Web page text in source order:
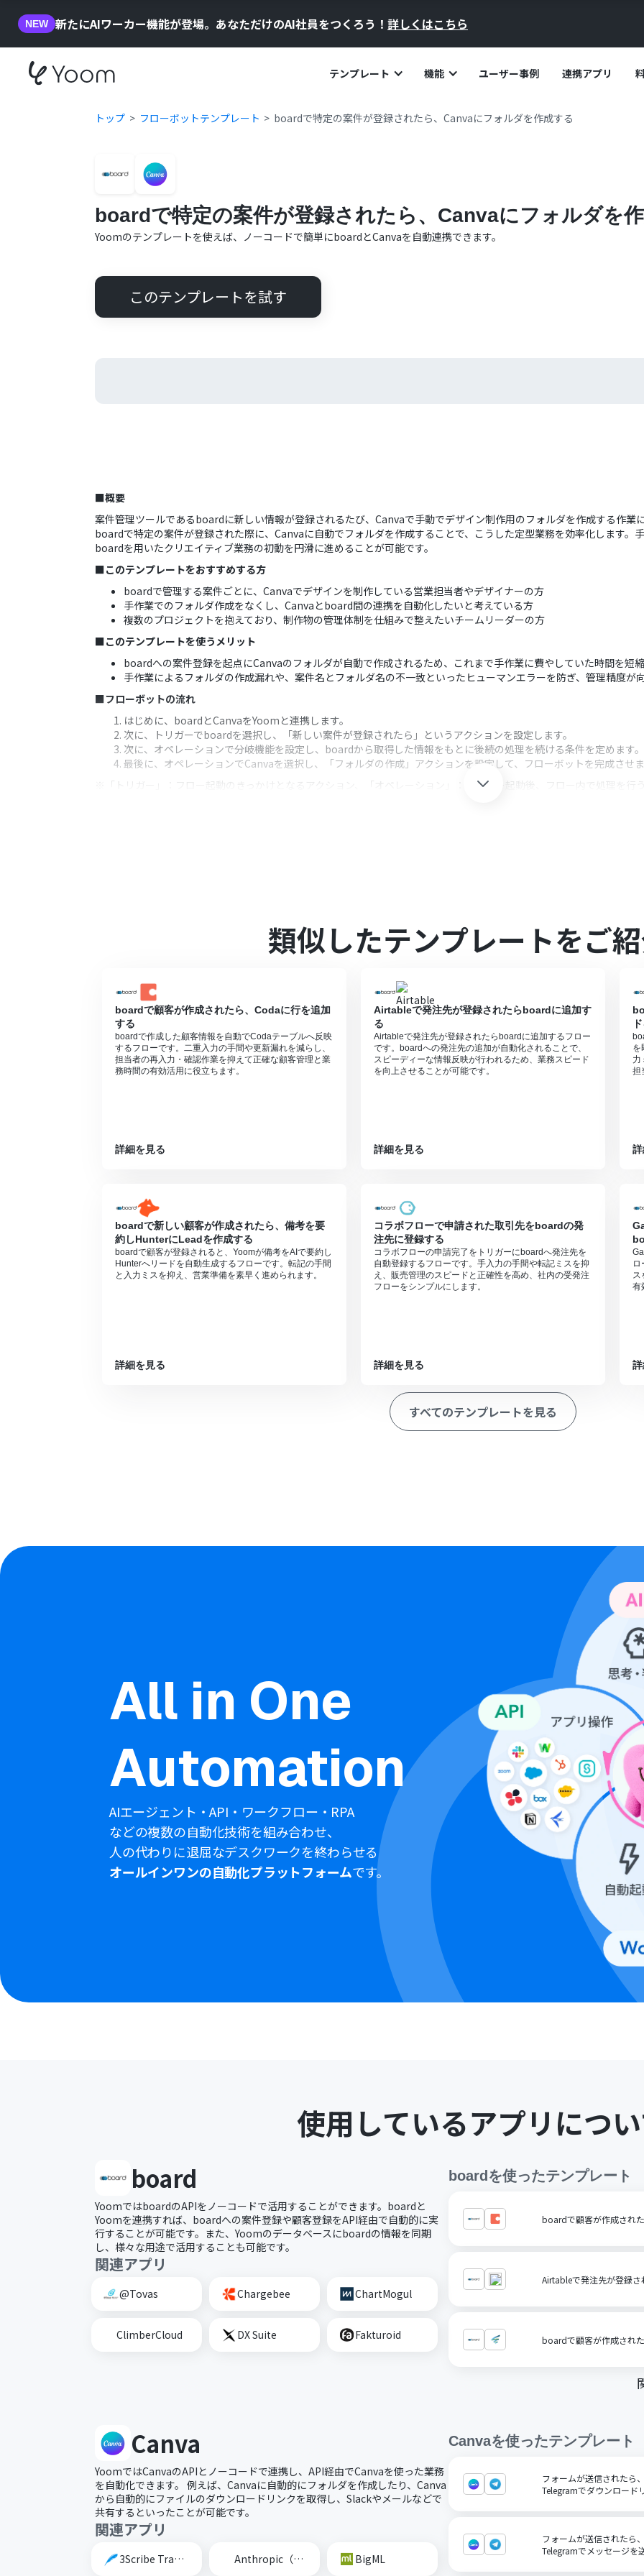
NEW 新たにAIワーカー機能が登場。あなただけのAI社員をつくろう！ 詳しくはこちら
テンプレート 機能 ユーザー事例 連携アプリ
トップ フローボットテンプレート boardで特定の案件が登録されたら、Canvaにフォルダを作成する
boardで特定の案件が登録されたら、Canvaにフォルダを
Yoomのテンプレートを使えば、ノーコードで簡単にboardとCanvaを自動連携できます。
このテンプレートを試す
■概要
案件管理ツールであるboardに新しい情報が登録されるたび、Canvaで手動でデザイン制作用のフォルダを作成する作業
boardで特定の案件が登録された際に、Canvaに自動でフォルダを作成することで、こうした定型業務を効率化します。
boardを用いたクリエイティブ業務の初動を円滑に進めることが可能です。
■このテンプレートをおすすめする方
boardで管理する案件ごとに、Canvaでデザインを制作している営業担当者やデザイナーの方
手作業でのフォルダ作成をなくし、Canvaとboard間の連携を自動化したいと考えている方
複数のプロジェクトを抱えており、制作物の管理体制を仕組みで整えたいチームリーダーの方
■このテンプレートを使うメリット
boardへの案件登録を起点にCanvaのフォルダが自動で作成されるため、これまで手作業に費やしていた時間を短
手作業によるフォルダの作成漏れや、案件名とフォルダ名の不一致といったヒューマンエラーを防ぎ、管理精度が
■フローボットの流れ
はじめに、boardとCanvaをYoomと連携します。
次に、トリガーでboardを選択し、「新しい案件が登録されたら」というアクションを設定します。
次に、オペレーションで分岐機能を設定し、boardから取得した情報をもとに後続の処理を続ける条件を定めます。
最後に、オペレーションでCanvaを選択し、「フォルダの作成」アクションを設定して、フローボットを完成させ
※「トリガー」：フロー起動のきっかけとなるアクション、「オペレーション」：トリガー起動後、フロー内で処理を行
プランによって最短の起動間隔が異なりますので、ご注意ください。
boardのマイアプリ連携方法は下記をご参照ください。
https://intercom.help/yoom/ja/articles/5561686
エラーとなりますので、ご注意ください。
ミニプランなどの有料プランは、2週間の無料トライアルを行うことが可能です。無料トライアル中には制限対象
ができます。
類似したテンプレートをご
boardで顧客が作成されたら、Codaに行を追加
する
boardで作成した顧客情報を自動でCodaテーブルへ反映
するフローです。二重入力の手間や更新漏れを減らし、
担当者の再入力・確認作業を抑えて正確な顧客管理と業
務時間の有効活用に役立ちます。
詳細を見る
Airtableで発注先が登録されたらboardに追加す
る
Airtableで発注先が登録されたらboardに追加するフロー
です。boardへの発注先の追加が自動化されることで、
スピーディーな情報反映が行われるため、業務スピード
を向上させることが可能です。
詳細を見る
を
力
担
boardで新しい顧客が作成されたら、備考を要
約しHunterにLeadを作成する
boardで顧客が登録されると、Yoomが備考をAIで要約し
Hunterへリードを自動生成するフローです。転記の手間
と入力ミスを抑え、営業準備を素早く進められます。
詳細を見る
コラボフローで申請された取引先をboardの発
注先に登録する
コラボフローの申請完了をトリガーにboardへ発注先を
自動登録するフローです。手入力の手間や転記ミスを抑
え、販売管理のスピードと正確性を高め、社内の受発注
フローをシンプルにします。
詳細を見る
ス
有
すべてのテンプレートを見る
All in One
Automation
AIエージェント・API・ワークフロー・RPA
などの複数の自動化技術を組み合わせ、
人の代わりに退屈なデスクワークを終わらせる
オールインワンの自動化プラットフォームです。
使用しているアプリにつ
board
YoomではboardのAPIをノーコードで活用することができます。boardと
Yoomを連携すれば、boardへの案件登録や顧客登録をAPI経由で自動的に実
行することが可能です。また、Yoomのデータベースにboardの情報を同期
し、様々な用途で活用することも可能です。
関連アプリ
@Tovas Chargebee ChartMogul
ClimberCloud DX Suite Fakturoid
board を使ったテンプレート
boardで顧客が作成され
Airtableで発注先が登録
boardで顧客が作成され
Canva
YoomではCanvaのAPIとノーコードで連携し、API経由でCanvaを使った業務
を自動化できます。 例えば、Canvaに自動的にフォルダを作成したり、Canva
から自動的にファイルのダウンロードリンクを取得し、Slackやメールなどで
共有するといったことが可能です。
関連アプリ
3Scribe Transcription Anthropic（Claude） BigML
Canvaを使ったテンプレート
フォームが送信されたら
Telegramでダウンロード
フォームが送信されたら
Telegramでメッセージを